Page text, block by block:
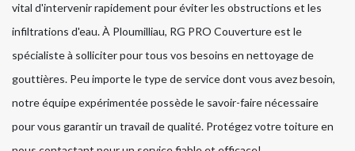
vital d'intervenir rapidement pour éviter les obstructions et les
infiltrations d'eau. À Ploumilliau, RG PRO Couverture est le
spécialiste à solliciter pour tous vos besoins en nettoyage de
gouttières. Peu importe le type de service dont vous avez besoin,
notre équipe expérimentée possède le savoir-faire nécessaire
pour vous garantir un travail de qualité. Protégez votre toiture en